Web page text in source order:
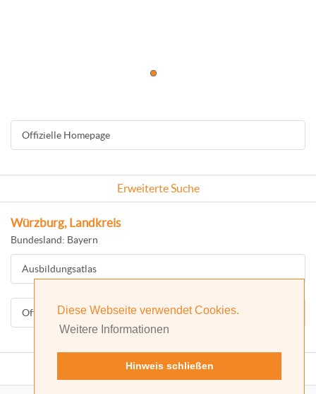
Diese Webseite verwendet Cookies.
Weitere Informationen
Hinweis schließen
Offizielle Homepage
Erweiterte Suche
Würzburg, Landkreis
Bundesland: Bayern
Ausbildungsatlas
Offizielle Homepage